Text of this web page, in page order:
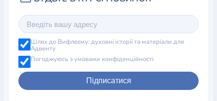
Шлях до Вифлеєму: духовні історії та матеріали для
Адвенту
Погоджуюсь з умовами конфіденційності
Підписатися